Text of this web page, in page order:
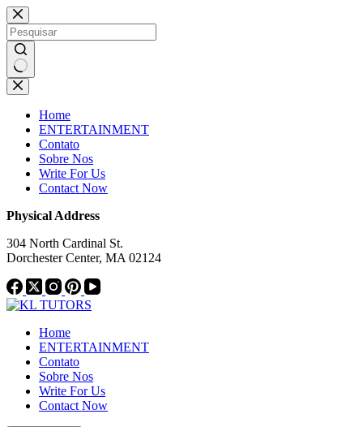
Pular
para
o
conteúdo
Sem
resultados
Home
ENTERTAINMENT
Contato
Sobre Nos
Write For Us
Contact Now
Physical Address
304 North Cardinal St.
Dorchester Center, MA 02124
Home
ENTERTAINMENT
Contato
Sobre Nos
Write For Us
Contact Now
Notice:This website publishes
content from paid authors. Due to
limitations, daily monitoring of all
material cannot be ensured. The
owner does not endorse or support
illegal services, including betting,
casinos, gambling, or CBD.